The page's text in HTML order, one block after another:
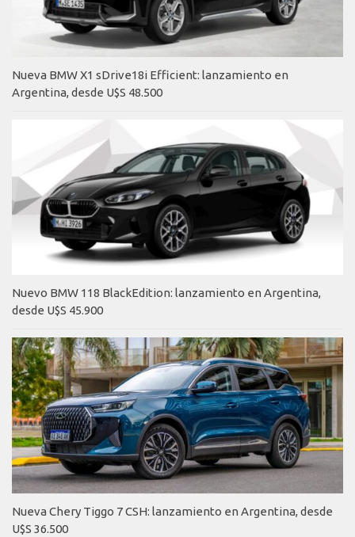
Nueva BMW X1 sDrive18i Efficient: lanzamiento en
Argentina, desde U$S 48.500
Nuevo BMW 118 BlackEdition: lanzamiento en Argentina,
desde U$S 45.900
Nueva Chery Tiggo 7 CSH: lanzamiento en Argentina, desde
U$S 36.500